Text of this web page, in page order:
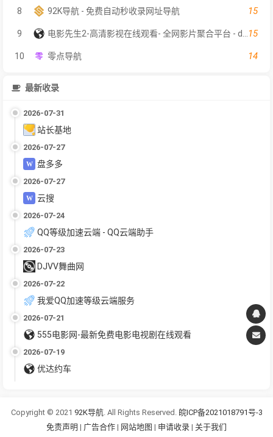
8 92K导航 - 免费自动秒收录网址导航 15
9 15
10 零点导航 14
最新收录
2026-07-31
站长基地
2026-07-27
盘多多
2026-07-27
云搜
2026-07-24
QQ等级加速云端 - QQ云端助手
2026-07-23
DJVV舞曲网
2026-07-22
我爱QQ加速等级云端服务
2026-07-21
555电影网-最新免费电影电视剧在线观看
2026-07-19
优达约车
Copyright © 2021 92K导航. All Rights Reserved. 皖ICP备2021018791号-3
免责声明 | 广告合作 | 网站地图 | 申请收录 | 关于我们